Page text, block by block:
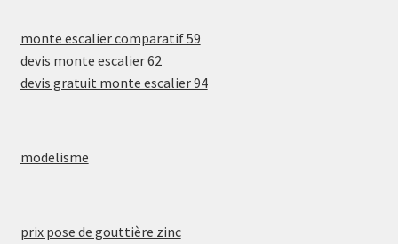
monte escalier comparatif 59
devis monte escalier 62
devis gratuit monte escalier 94
modelisme
prix pose de gouttière zinc